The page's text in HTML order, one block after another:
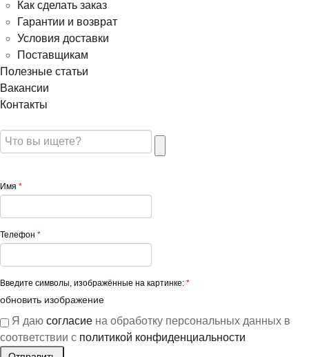
Как сделать заказ
Гарантии и возврат
Условия доставки
Поставщикам
Полезные статьи
Вакансии
Контакты
Имя *
Телефон *
Введите символы, изображённые на картинке: *
обновить изображение
Я даю согласие на обработку персональных данных в
соответствии с политикой конфиденциальности